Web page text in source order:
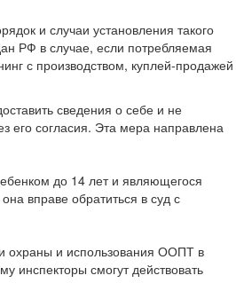
и случаи установления такого
РФ в случае, если потребляемая
с производством, куплей-продажей
сведения о себе и не
его согласия. Эта мера направлена
до 14 лет и являющегося
вправе обратиться в суд с
охраны и использования ООПТ в
инспекторы смогут действовать